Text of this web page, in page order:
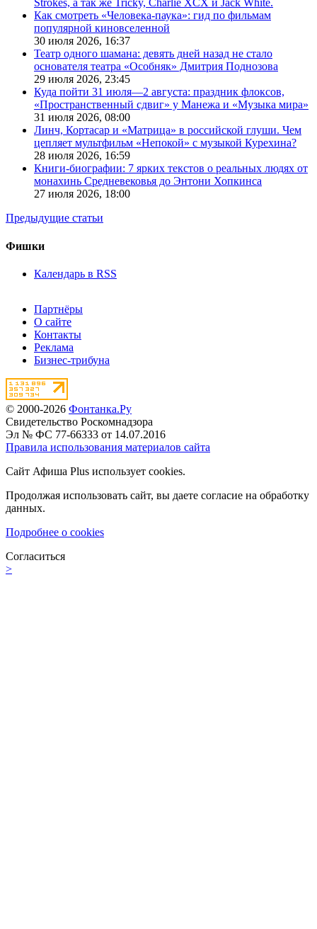
Strokes, а так же Tricky, Charlie XCX и Jack White.
Как смотреть «Человека-паука»: гид по фильмам
популярной киновселенной
30 июля 2026, 16:37
Театр одного шамана: девять дней назад не стало
основателя театра «Особняк» Дмитрия Поднозова
29 июля 2026, 23:45
Куда пойти 31 июля—2 августа: праздник флоксов,
«Пространственный сдвиг» у Манежа и «Музыка мира»
31 июля 2026, 08:00
Линч, Кортасар и «Матрица» в российской глуши. Чем
цепляет мультфильм «Непокой» с музыкой Курехина?
28 июля 2026, 16:59
Книги-биографии: 7 ярких текстов о реальных людях от
монахинь Средневековья до Энтони Хопкинса
27 июля 2026, 18:00
Предыдущие статьи
Фишки
Календарь в RSS
Партнёры
О сайте
Контакты
Реклама
Бизнес-трибуна
© 2000-2026 Фонтанка.Ру
Свидетельство Роскомнадзора
Эл № ФС 77-66333 от 14.07.2016
Правила использования материалов сайта
Сайт Афиша Plus использует cookies.
Продолжая использовать сайт, вы даете согласие на обработку
данных.
Подробнее о cookies
Согласиться
>